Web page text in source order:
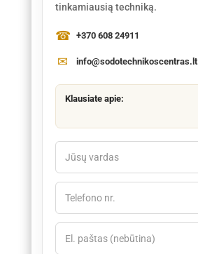
tinkamiausią techniką.
+370 608 24911
info@sodotechnikoscentras.lt
Klausiate apie: